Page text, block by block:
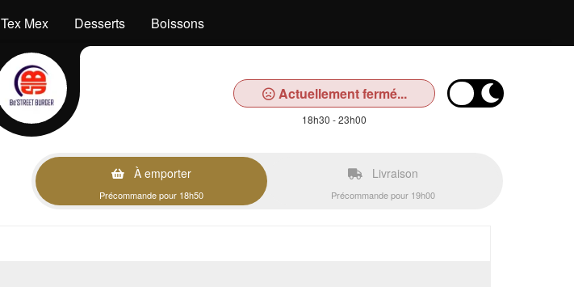
Tex Mex Desserts Boissons
Actuellement fermé...
18h30 - 23h00
À emporter
Précommande pour 18h50
Livraison
Précommande pour 19h00